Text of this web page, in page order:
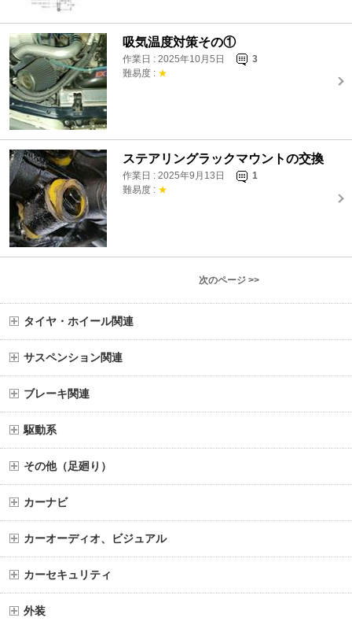
吸気温度対策その①
作業日 : 2025年10月5日
3
難易度 : ★
ステアリングラックマウントの交換
作業日 : 2025年9月13日
1
難易度 : ★
次のページ >>
タイヤ・ホイール関連
サスペンション関連
ブレーキ関連
駆動系
その他（足廻り）
カーナビ
カーオーディオ、ビジュアル
カーセキュリティ
外装